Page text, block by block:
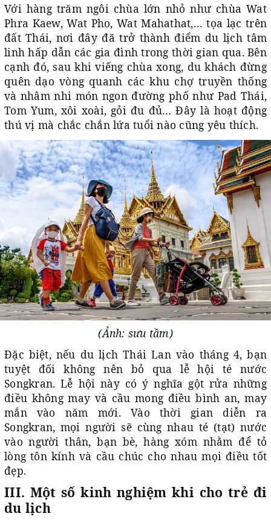
Với hàng trăm ngôi chùa lớn nhỏ như chùa Wat
Phra Kaew, Wat Pho, Wat Mahathat,… tọa lạc trên
đất Thái, nơi đây đã trở thành điểm du lịch tâm
linh hấp dẫn các gia đình trong thời gian qua. Bên
cạnh đó, sau khi viếng chùa xong, du khách đừng
quên dạo vòng quanh các khu chợ truyền thống
và nhâm nhi món ngon đường phố như Pad Thái,
Tom Yum, xôi xoài, gỏi đu đủ… Đây là hoạt động
thú vị mà chắc chắn lứa tuổi nào cũng yêu thích.
(Ảnh: sưu tầm)
Đặc biệt, nếu du lịch Thái Lan vào tháng 4, bạn
tuyệt đối không nên bỏ qua lễ hội té nước
Songkran. Lễ hội này có ý nghĩa gột rửa những
điều không may và cầu mong điều bình an, may
mắn vào năm mới. Vào thời gian diễn ra
Songkran, mọi người sẽ cùng nhau té (tạt) nước
vào người thân, bạn bè, hàng xóm nhằm để tỏ
lòng tôn kính và cầu chúc cho nhau mọi điều tốt
đẹp.
III. Một số kinh nghiệm khi cho trẻ đi
du lịch